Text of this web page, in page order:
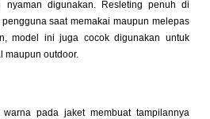
nyaman digunakan. Resleting penuh di
saat memakai maupun melepas
model ini juga cocok digunakan untuk
maupun outdoor.
pada jaket membuat tampilannya